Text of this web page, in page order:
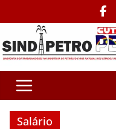
Salário